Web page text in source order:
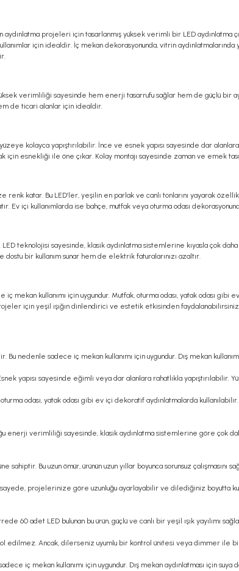
aydınlatma projeleri için tasarlanmış yüksek verimli bir LED aydınlatma
için idealdir. İç mekan dekorasyonunda, vitrin
verimliliği sayesinde hem enerji tasarrufu sağlar hem de güçlü bir
de ticari alanlar için idealdir.
kolayca yapıştırılabilir. İnce ve esnek yapısı sayesinde dar
esnekliği ile öne çıkar. Kolay montajı sayesinde zaman ve emek
katar. Bu LED’ler, yeşilin en parlak ve canlı tonlarını yayarak
içi kullanımlarda ise bahçe, mutfak veya oturma odası
teknolojisi sayesinde, klasik aydınlatma sistemlerine kıyasla çok
bir kullanım sunar hem de elektrik faturalarınızı azaltır.
iç mekan kullanımı için uygundur. Mutfak, oturma odası, yatak odası
için yeşil ışığın dinlendirici ve estetik etkisinden
Bu nedenle sadece iç mekan kullanımı için uygundur. Dış mekan
yapısı sayesinde eğimli veya dar alanlara rahatlıkla yapıştırılabilir.
odası, yatak odası gibi ev içi dekoratif aydınlatmalarda
enerji verimliliği sayesinde, klasik aydınlatma sistemlerine göre çok
sahiptir. Bu uzun ömür, ürünün uzun yıllar boyunca sorunsuz
projelerinize göre uzunluğu ayarlayabilir ve dilediğiniz boyutta
60 adet LED bulunan bu ürün, güçlü ve canlı bir yeşil ışık yayılımı
edilmez. Ancak, dilerseniz uyumlu bir kontrol ünitesi veya dimmer ile
iç mekan kullanımı için uygundur. Dış mekan aydınlatması için suya